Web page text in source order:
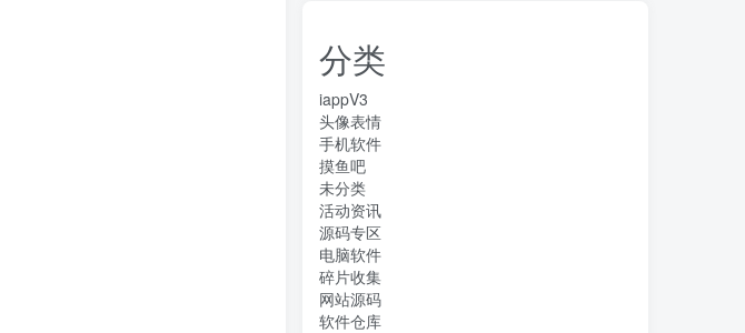
分类
iappV3
头像表情
手机软件
摸鱼吧
未分类
活动资讯
源码专区
电脑软件
碎片收集
网站源码
软件仓库